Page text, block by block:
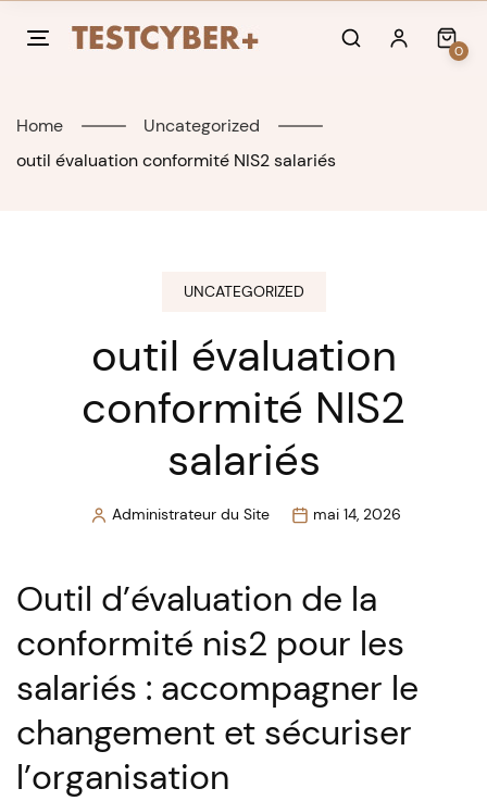
0
Home
Uncategorized
outil évaluation conformité NIS2 salariés
UNCATEGORIZED
outil évaluation
conformité NIS2
salariés
PostedAdministrateur du Site mai 14, 2026
Outil d’évaluation de la
conformité nis2 pour les
salariés : accompagner le
changement et sécuriser
l’organisation